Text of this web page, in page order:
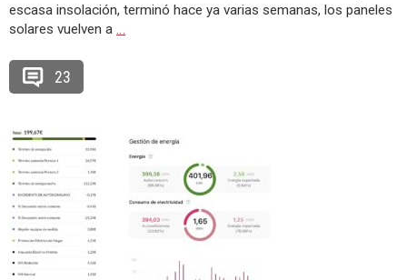
escasa insolación, terminó hace ya varias semanas, los paneles
solares vuelven a …
23